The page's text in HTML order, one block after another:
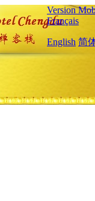
Version
Français
English 简